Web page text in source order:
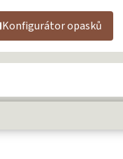
Konfigurátor opasků